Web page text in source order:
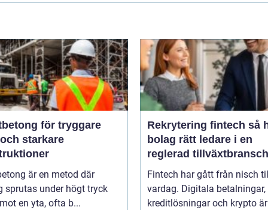
för tryggare
starkare
är en metod där
sprutas under högt tryck
en yta, ofta b...
Rekrytering fintech så hittar
bolag rätt ledare i en
reglerad tillväxtbransch
Fintech har gått från nisch
vardag. Digitala betalningar,
kreditlösningar och krypto